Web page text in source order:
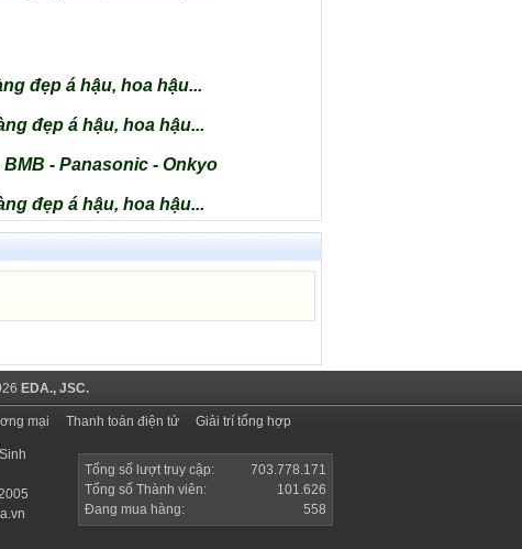
đẹp á hậu, hoa hậu...
đẹp á hậu, hoa hậu...
- Panasonic - Onkyo
đẹp á hậu, hoa hậu...
EDA., JSC.
mại Thanh toán điện tử Giải trí tổng hợp
Tổng số lượt truy cập:
703.778.171
Tổng số Thành viên:
101.626
Đang mua hàng:
558